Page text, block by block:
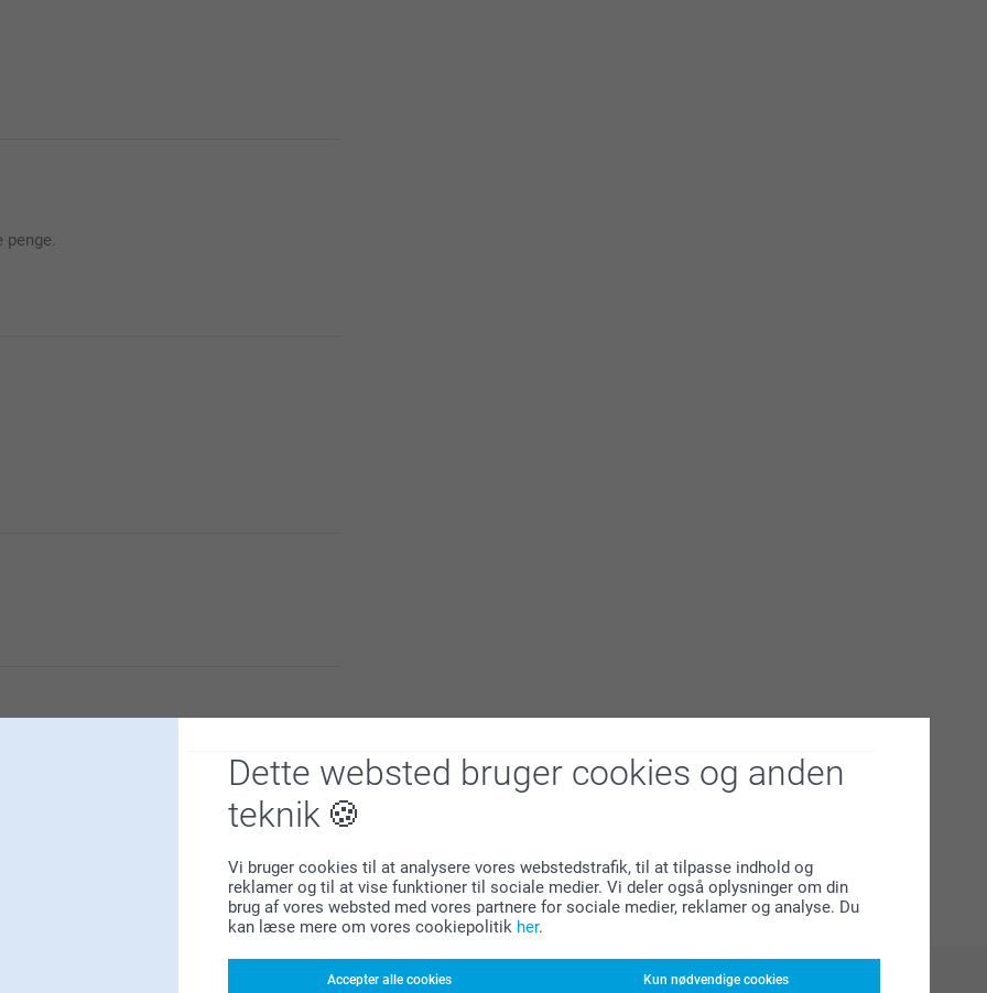
Dette websted bruger cookies og anden
teknik
Vi bruger cookies til at analysere vores webstedstrafik, til at tilpasse indhold og
reklamer og til at vise funktioner til sociale medier. Vi deler også oplysninger om din
brug af vores websted med vores partnere for sociale medier, reklamer og analyse. Du
kan læse mere om vores cookiepolitik her.
Accepter alle cookies Kun nødvendige cookies
penge.
deres egen historie.
of the fotohäfte med citat.